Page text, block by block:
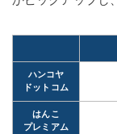
ハンコヤ
ドットコム
はんこ
プレミアム